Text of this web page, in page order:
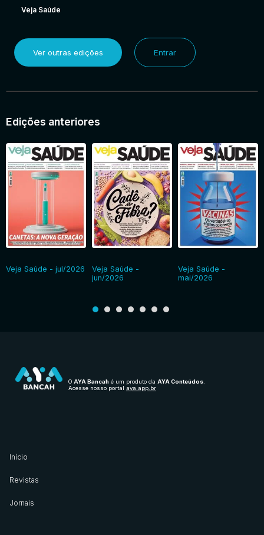
Veja Saúde
Ver outras edições Entrar
Edições anteriores
Veja Saúde - jul/2026
Veja Saúde -
jun/2026
Veja Saúde -
mai/2026
O AYA Bancah é um produto da AYA Conteúdos
Acesse nosso portal aya.app.br
Início
Revistas
Jornais